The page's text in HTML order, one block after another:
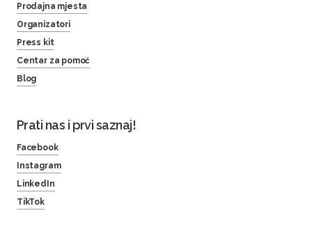
Prodajna mjesta
Organizatori
Press kit
Centar za pomoć
Blog
Prati nas i prvi saznaj!
Facebook
Instagram
LinkedIn
TikTok